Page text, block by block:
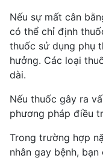
Nếu sự mất cân
có thể chỉ định
thuốc sử dụng phụ
hưởng. Các loại
dài.
Nếu thuốc gây ra
phương pháp điều
Trong trường hợp
nhân gay bệnh,